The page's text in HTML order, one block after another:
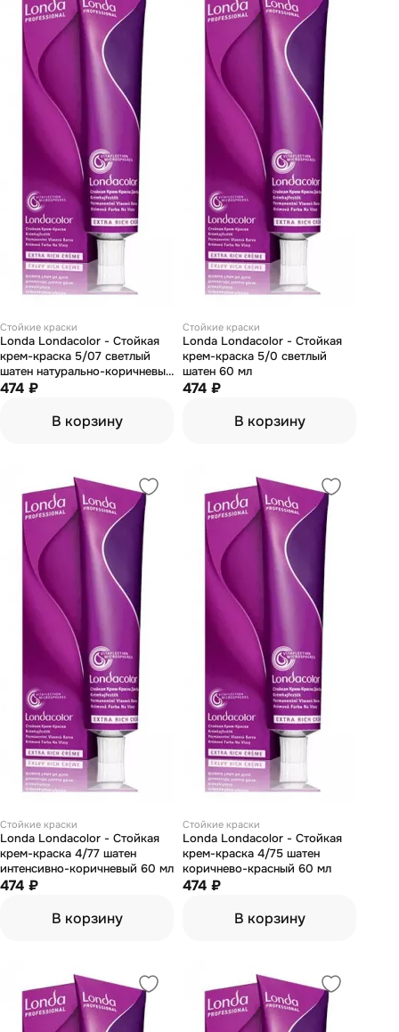
Стойкие краски
Londa Londacolor - Стойкая
крем-краска 5/07 светлый
шатен натурально-коричневый
60 мл
474 ₽
В корзину
Стойкие краски
Londa Londacolor - Стойкая
крем-краска 5/0 светлый
шатен 60 мл
474 ₽
В корзину
Стойкие краски
Londa Londacolor - Стойкая
крем-краска 4/77 шатен
интенсивно-коричневый 60 мл
474 ₽
В корзину
Стойкие краски
Londa Londacolor - Стойкая
крем-краска 4/75 шатен
коричнево-красный 60 мл
474 ₽
В корзину